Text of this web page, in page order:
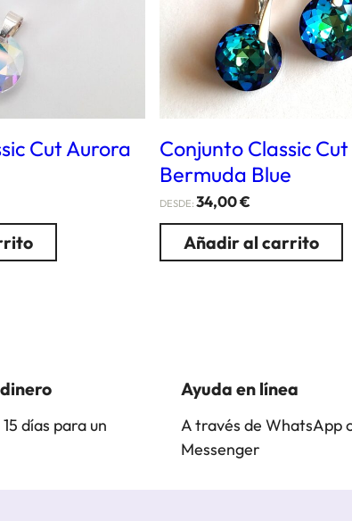
Cut Aurora
Conjunto Classic Cut
Bermuda Blue
DESDE: 34,00€
Añadir al carrito
días para un
Ayuda en línea
A través de WhatsApp
Messenger